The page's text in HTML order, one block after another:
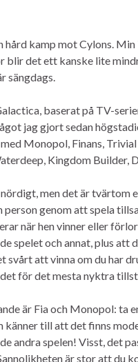
kamp mot Cylons.
blir det ett kanske lite
sängdags.
baserat på TV-
jag gjort sedan
Monopol, Finans,
Kingdom Builder,
men det är tvärtom
genom att spela
när hen vinner eller
spelet och annat, plus att
att vinna om du har
för det mesta nyktra
är Fia och Monopol: ta
känner till att det finns
andra spelen! Visst, det
är stor att du